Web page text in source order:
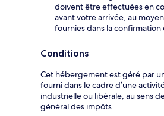
doivent être effectuées en
avant votre arrivée, au
fournies dans la
Conditions
Cet hébergement est géré par
fourni dans le cadre d’une
industrielle ou libérale, au sens
général des impôts